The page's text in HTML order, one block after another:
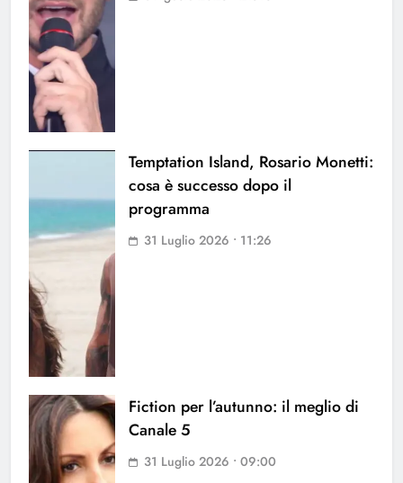
Temptation Island, Rosario Monetti:
cosa è successo dopo il
programma
31 Luglio 2026 • 11:26
Fiction per l’autunno: il meglio di
Canale 5
31 Luglio 2026 • 09:00